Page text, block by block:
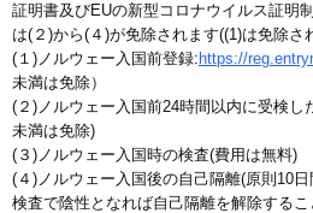
証明書及びEUの新型コロナウイルス証明
は(２)から(４)が免除されます((1)は免除さ
(１)ノルウェー入国前登録: https://
未満は免除）
(２)ノルウェー入国前24時間以内に受検し
未満は免除)
(３)ノルウェー入国時の検査(費用は無料)
(４)ノルウェー入国後の自己隔離(原則10
検査で陰性となれば自己隔離を解除する